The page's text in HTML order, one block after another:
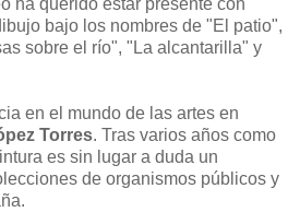
ha querido estar presente con
bajo los nombres de "El patio",
sobre el río", "La alcantarilla" y
en el mundo de las artes en
Torres. Tras varios años como
es sin lugar a duda un
de organismos públicos y